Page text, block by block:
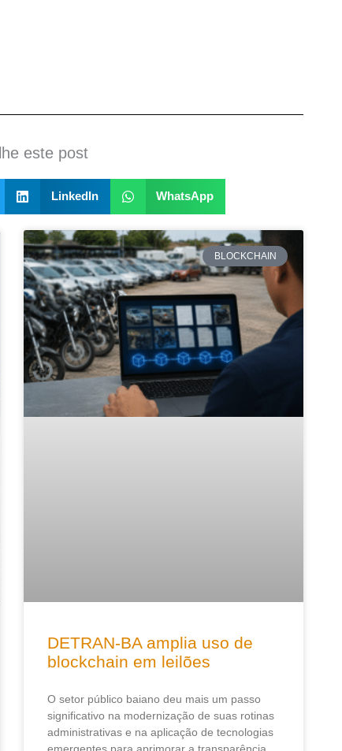
este post
LinkedIn WhatsApp
BLOCKCHAIN
DETRAN-BA amplia uso de
blockchain em leilões
O setor público baiano deu mais um passo
significativo na modernização de suas rotinas
administrativas e na aplicação de tecnologias
emergentes para aprimorar a transparência